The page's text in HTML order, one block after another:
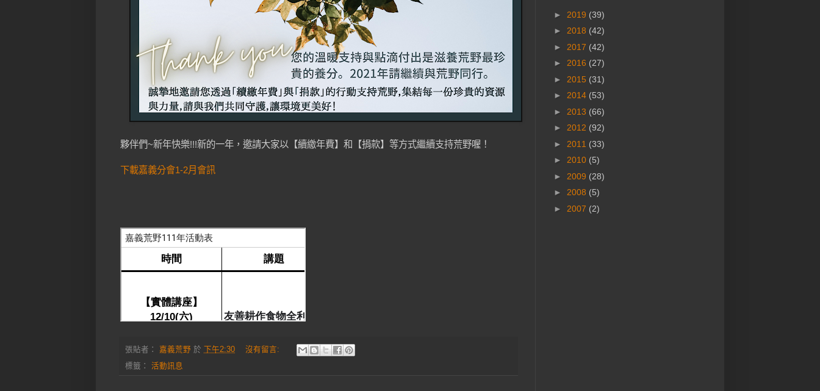
夥伴們~新年快樂!!!新的一年，邀請大家以【續繳年費】和【捐款】等方式繼續支持荒野喔！
下載嘉義分會1-2月會訊
張貼者： 嘉義荒野 於 下午2:30
沒有留言:
標籤： 活動訊息
► 2019 (39)
► 2018 (42)
► 2017 (42)
► 2016 (27)
► 2015 (31)
► 2014 (53)
► 2013 (66)
► 2012 (92)
► 2011 (33)
► 2010 (5)
► 2009 (28)
► 2008 (5)
► 2007 (2)